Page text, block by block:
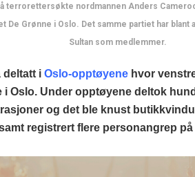
terrorettersøkte nordmannen Anders
De Grønne i Oslo. Det samme partiet har blant
Sultan som medlemmer.
deltatt i Oslo-opptøyene hvor
i Oslo. Under opptøyene deltok
og det ble knust
registrert flere personangrep på